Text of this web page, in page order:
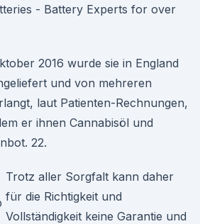
- Battery Experts for over
2016 wurde sie in England
und von mehreren
laut Patienten-Rechnungen,
er ihnen Cannabisöl und
22.
Trotz aller Sorgfalt kann daher
für die Richtigkeit und
Vollständigkeit keine Garantie und